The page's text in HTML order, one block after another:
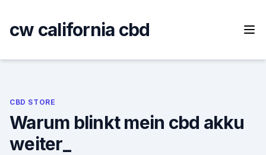
content
cw california cbd
CBD STORE
Warum blinkt mein cbd akku
weiter_